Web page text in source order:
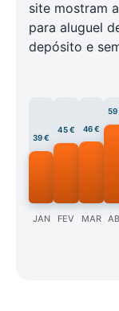
site mostram
para aluguel
depósito e
39 €
JAN
45 €
FEV
46 €
MAR
59